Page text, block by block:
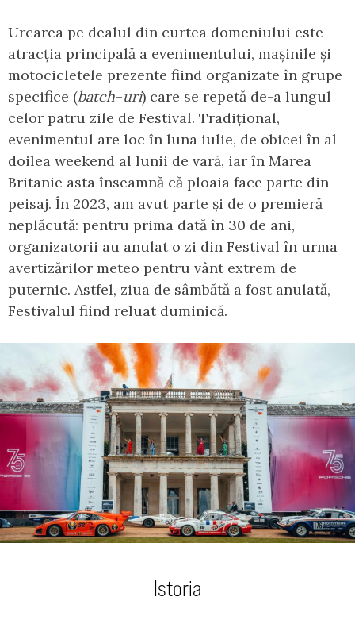
Urcarea pe dealul din curtea domeniului este
atracția principală a evenimentului, mașinile și
motocicletele prezente fiind organizate în grupe
specifice (batch–uri) care se repetă de-a lungul
celor patru zile de Festival. Tradițional,
evenimentul are loc în luna iulie, de obicei în al
doilea weekend al lunii de vară, iar în Marea
Britanie asta înseamnă că ploaia face parte din
peisaj. În 2023, am avut parte și de o premieră
neplăcută: pentru prima dată în 30 de ani,
organizatorii au anulat o zi din Festival în urma
avertizărilor meteo pentru vânt extrem de
puternic. Astfel, ziua de sâmbătă a fost anulată,
Festivalul fiind reluat duminică.
Istoria